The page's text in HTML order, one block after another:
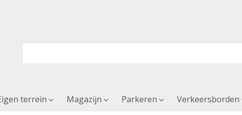
terrein Magazijn Parkeren Verkeersborden